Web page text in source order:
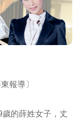
報導〕
的薛姓女子，丈